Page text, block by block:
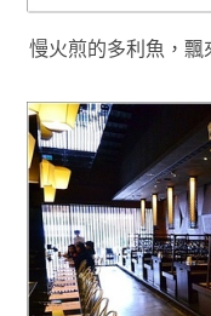
慢火煎的多利魚，飄